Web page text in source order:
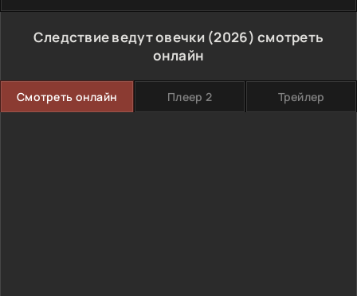
Следствие ведут овечки (2026) смотреть
онлайн
Смотреть онлайн Плеер 2 Трейлер